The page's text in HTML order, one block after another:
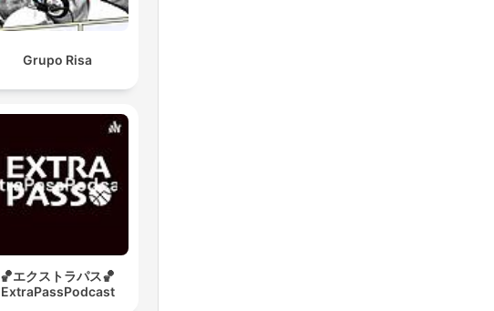
Grupo Risa
🏀エクストラパス🏀
ExtraPassPodcast